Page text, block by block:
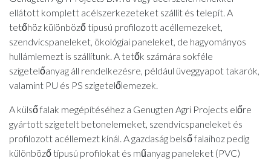
ellátott komplett acélszerkezeteket szállít és telepít. A
tetőhöz különböző típusú profilozott acéllemezeket,
szendvicspaneleket, ökológiai paneleket, de hagyományos
hullámlemezt is szállítunk. A tetők számára sokféle
szigetelőanyag áll rendelkezésre, például üveggyapot takarók,
valamint PU és PS szigetelőlemezek.
A külső falak megépítéséhez a Genugten Agri Projects előre
gyártott szigetelt betonelemeket, szendvicspaneleket és
profilozott acéllemezt kínál. A gazdaság belső falaihoz pedig
különböző típusú profilokat és műanyag paneleket (PVC)